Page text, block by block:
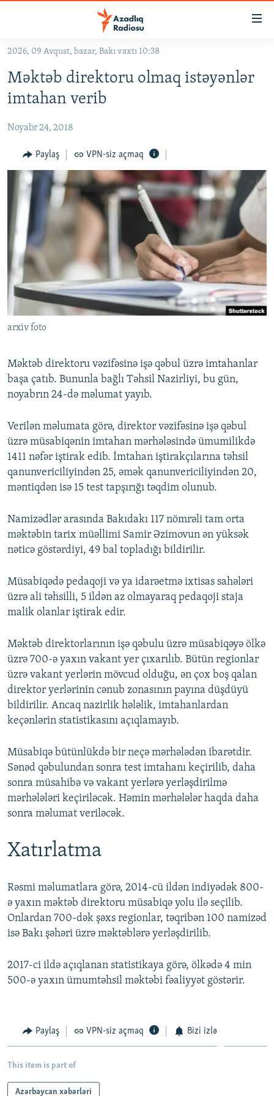
Əsas
qayıt
Əsas
qayıt
#ƏSLINDƏ
FƏRQƏ BAX
QANUNI DOĞRU
ARAŞDIRMA
MULTIMEDIA
VIDEO
FOTOQALEREYA
İNFOQRAFIKA
KARIKATURA
RADIO ARXIV
OXU ZALI
AZƏRBAYCAN ƏDƏBIYYATI KITABXANASI
İSLAM VƏ DEMOKRATIYA
İZ - MƏDƏNIYYƏT PROQRAMI
HAQQIMIZDA
MISSIYAMIZ
PEŞƏ ETIKASI VƏ JURNALISTIKA STANDARTLARIMIZ
MATERIALLARIMIZDAN ISTIFADƏ
BIZIMLƏ ƏLAQƏ
XƏBƏR BÜLLETENLƏRIMIZ
BIZI IZLƏ
2026, 09 Avqust, bazar, Bakı vaxtı 10:38
Məktəb direktoru olmaq istəyənlər
imtahan verib
Noyabr 24, 2018
Paylaş VPN-siz açmaq
arxiv foto
Məktəb direktoru vəzifəsinə işə qəbul üzrə imtahanlar
başa çatıb. Bununla bağlı Təhsil Nazirliyi, bu gün,
noyabrın 24-də məlumat yayıb.
Verilən məlumata görə, direktor vəzifəsinə işə qəbul
üzrə müsabiqənin imtahan mərhələsində ümumilikdə
1411 nəfər iştirak edib. İmtahan iştirakçılarına təhsil
qanunvericiliyindən 25, əmək qanunvericiliyindən 20,
məntiqdən isə 15 test tapşırığı təqdim olunub.
Namizədlər arasında Bakıdakı 117 nömrəli tam orta
məktəbin tarix müəllimi Samir Əzimovun ən yüksək
nəticə göstərdiyi, 49 bal topladığı bildirilir.
Müsabiqədə pedaqoji və ya idarəetmə ixtisas sahələri
üzrə ali təhsilli, 5 ildən az olmayaraq pedaqoji staja
malik olanlar iştirak edir.
Məktəb direktorlarının işə qəbulu üzrə müsabiqəyə ölkə
üzrə 700-ə yaxın vakant yer çıxarılıb. Bütün regionlar
üzrə vakant yerlərin mövcud olduğu, ən çox boş qalan
direktor yerlərinin cənub zonasının payına düşdüyü
bildirilir. Ancaq nazirlik hələlik, imtahanlardan
keçənlərin statistikasını açıqlamayıb.
Müsabiqə bütünlükdə bir neçə mərhələdən ibarətdir.
Sənəd qəbulundan sonra test imtahanı keçirilib, daha
sonra müsahibə və vakant yerlərə yerləşdirilmə
mərhələləri keçiriləcək. Həmin mərhələlər haqda daha
sonra məlumat veriləcək.
Xatırlatma
Rəsmi məlumatlara görə, 2014-cü ildən indiyədək 800-
ə yaxın məktəb direktoru müsabiqə yolu ilə seçilib.
Onlardan 700-dək şəxs regionlar, təqribən 100 namizəd
isə Bakı şəhəri üzrə məktəblərə yerləşdirilib.
2017-ci ildə açıqlanan statistikaya görə, ölkədə 4 min
500-ə yaxın ümumtəhsil məktəbi fəaliyyət göstərir.
Paylaş VPN-siz açmaq Bizi izlə
This item is part of
Azərbaycan xəbərləri